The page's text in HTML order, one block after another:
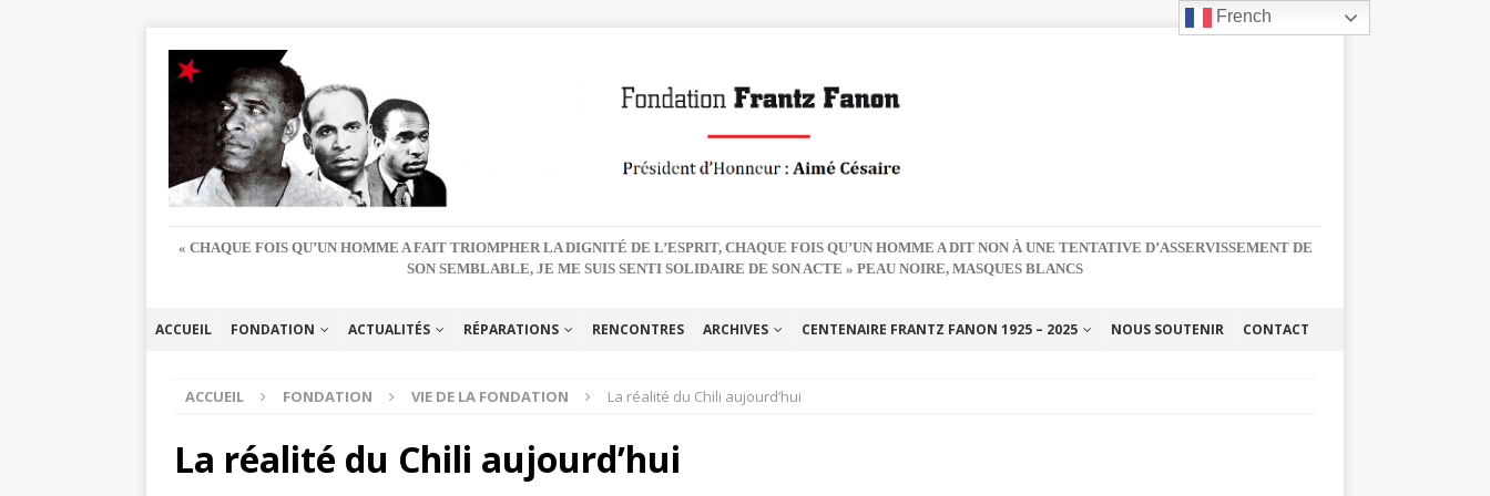
« CHAQUE FOIS QU’UN HOMME A FAIT TRIOMPHER LA DIGNITÉ DE L’ESPRIT, CHAQUE FOIS QU’UN HOMME A DIT NON À UNE TENTATIVE D’ASSERVISSEMENT DE
SON SEMBLABLE, JE ME SUIS SENTI SOLIDAIRE DE SON ACTE » PEAU NOIRE, MASQUES BLANCS
ACCUEIL FONDATION ACTUALITÉS RÉPARATIONS RENCONTRES ARCHIVES CENTENAIRE FRANTZ FANON 1925 – 2025 NOUS SOUTENIR CONTACT
ACCUEIL FONDATION VIE DE LA FONDATION La réalité du Chili aujourd’hui
La réalité du Chili aujourd’hui
French